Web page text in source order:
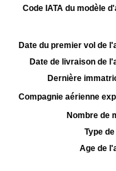
Code IATA du modèle
Date du premier vol de
Date de livraison de
Dernière
Compagnie aérienne
Nombre de
Type
Age de